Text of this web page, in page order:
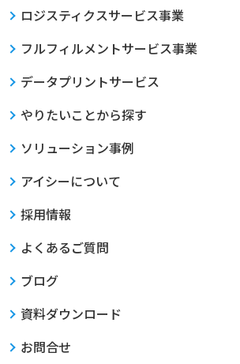
ロジスティクスサービス事業
フルフィルメントサービス事業
データプリントサービス
やりたいことから探す
ソリューション事例
アイシーについて
採用情報
よくあるご質問
ブログ
資料ダウンロード
お問合せ